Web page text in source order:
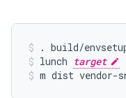
. build/
lunch target
m dist vendor-